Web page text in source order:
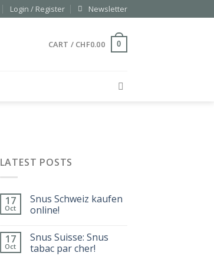
Login / Register Newsletter
CART / CHF0.00 0
LATEST POSTS
17
Oct
Snus Schweiz kaufen
online!
17
Oct
Snus Suisse: Snus
tabac par cher!